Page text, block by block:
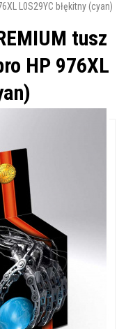
L0S29YC błękitny (cyan)
tusz
HP 976XL